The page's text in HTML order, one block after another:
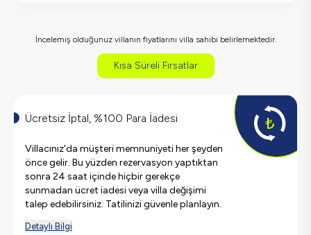
İncelemiş olduğunuz villanın fiyatlarını villa sahibi belirlemektedir.
Kısa Süreli Fırsatlar
Ücretsiz İptal, %100 Para İadesi
Villacınız'da müşteri memnuniyeti her şeyden
önce gelir. Bu yüzden rezervasyon yaptıktan
sonra 24 saat içinde hiçbir gerekçe
sunmadan ücret iadesi veya villa değişimi
talep edebilirsiniz. Tatilinizi güvenle planlayın.
Detaylı Bilgi